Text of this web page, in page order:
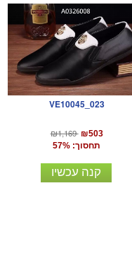
VE10045_023
₪1,169 ₪503
תחסוך: 57%
קנה עכשיו